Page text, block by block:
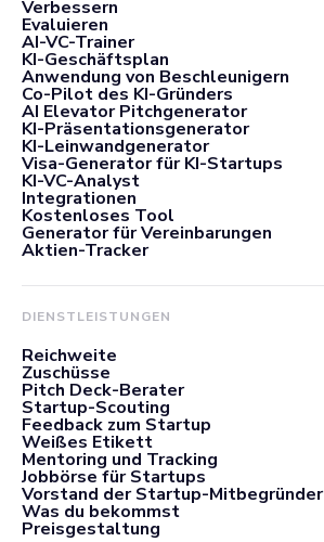
Verbessern
Evaluieren
AI-VC-Trainer
KI-Geschäftsplan
Anwendung von Beschleunigern
Co-Pilot des KI-Gründers
AI Elevator Pitchgenerator
KI-Präsentationsgenerator
KI-Leinwandgenerator
Visa-Generator für KI-Startups
KI-VC-Analyst
Integrationen
Kostenloses Tool
Generator für Vereinbarungen
Aktien-Tracker
DIENSTLEISTUNGEN
Reichweite
Zuschüsse
Pitch Deck-Berater
Startup-Scouting
Feedback zum Startup
Weißes Etikett
Mentoring und Tracking
Jobbörse für Startups
Vorstand der Startup-Mitbegründer
Was du bekommst
Preisgestaltung